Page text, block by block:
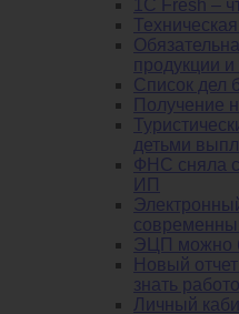
1С Fresh –
продукции и
Список дел
Получение
детьми
ФНС сняла с
ИП
ЭЦП можно
Новый
знать
Личный